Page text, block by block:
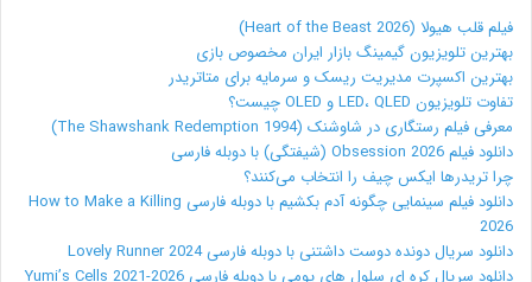
فیلم قلب هیولا (Heart of the Beast 2026)
بهترین تلویزیون گیمینگ بازار ایران مخصوص بازی
بهترین اکسپرت مدیریت ریسک و سرمایه برای متاتریدر
تفاوت تلویزیون LED، QLED و OLED چیست؟
معرفی فیلم رستگاری در شاوشنک (The Shawshank Redemption 1994)
دانلود فیلم Obsession 2026 (شیفتگی) با دوبله فارسی
چرا تریدرها ایکس چیف را انتخاب می‌کنند؟
دانلود فیلم سینمایی چگونه آدم بکشیم با دوبله فارسی How to Make a Killing
2026
دانلود سریال دونده دوست داشتنی با دوبله فارسی Lovely Runner 2024
دانلود سریال کره ای سلول های یومی با دوبله فارسی Yumi’s Cells 2021-2026